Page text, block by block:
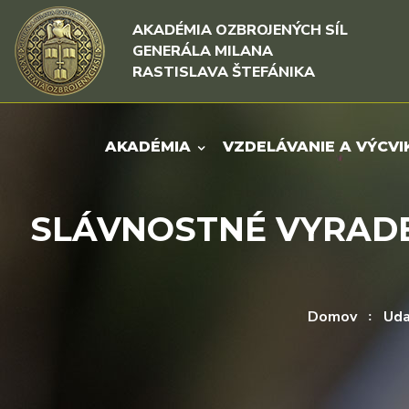
Rovno na obsah
Rovno na menu
AKADÉMIA OZBROJENÝCH SÍL
GENERÁLA MILANA
RASTISLAVA ŠTEFÁNIKA
AKADÉMIA VZDELÁVANIE A
SLÁVNOSTNÉ
Domov